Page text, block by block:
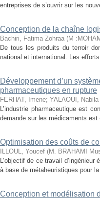
entreprises de s’ouvrir sur les
Conception de la chaîne
Bachiri, Fatima Zohraa (M
De tous les produits du terroir
national et international. Les
Développement d’un
pharmaceutiques en rupture
FERHAT, Imene; YALAOUI, Nabila
L’industrie pharmaceutique est
demande sur les médicaments
Optimisation des coûts de
ILLOUL, Youcef (M. BRAHAMI
L’objectif de ce travail
à base de métaheuristiques pour
Conception et modélisation